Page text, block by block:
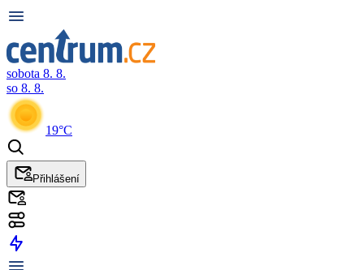
sobota 8. 8.
so 8. 8.
19°C
Přihlášení